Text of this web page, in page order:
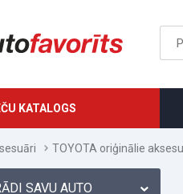
KATALOGS
TOYOTA oriģinālie
SAVU AUTO